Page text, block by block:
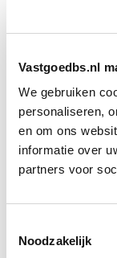
Vastgoedbs.nl
We gebruiken
personaliseren,
en om ons
informatie over
partners voor
Noodzakelijk
zijn durf en
Mijdrecht geldt
staat er nog
ooit.
Met sociale
urgent thema,
verdient een
Bron: fd.nl